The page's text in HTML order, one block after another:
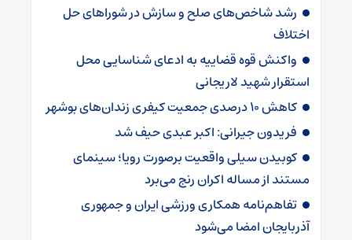
رشد شاخص‌های صلح و سازش در شوراهای حل
اختلاف
واکنش قوه قضاییه به ادعای شناسایی محل
استقرار شهید لاریجانی
کاهش ۱۰ درصدی جمعیت کیفری زندان‌های بوشهر
فریدون جیرانی: اکبر عبدی حیف شد
کوبیدن سیلی واقعیت برصورت رویا؛ سینمای
مستند از مساله اکران رنج می‌برد
تفاهم‌نامه همکاری ورزشی ایران و جمهوری
آذربایجان امضا می‌شود